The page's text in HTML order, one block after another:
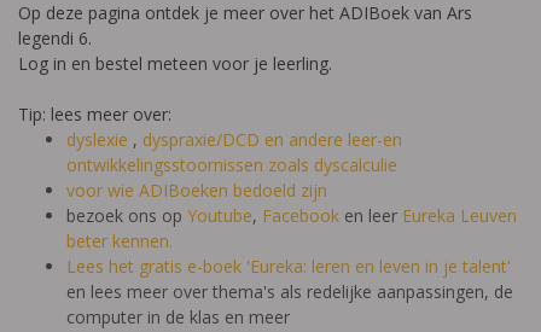
Op deze pagina ontdek je meer over het ADIBoek van Ars
legendi 6.
Log in en bestel meteen voor je leerling.
Tip: lees meer over:
dyslexie , dyspraxie/DCD en andere leer-en
ontwikkelingsstoornissen zoals dyscalculie
voor wie ADIBoeken bedoeld zijn
bezoek ons op Youtube, Facebook en leer Eureka Leuven
beter kennen.
Lees het gratis e-boek 'Eureka: leren en leven in je talent'
en lees meer over thema's als redelijke aanpassingen, de
computer in de klas en meer